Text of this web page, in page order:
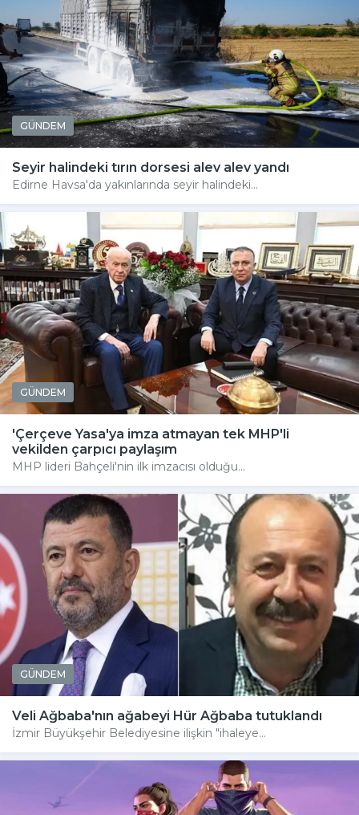
GÜNDEM
Seyir halindeki tırın dorsesi alev alev yandı
Edirne Havsa'da yakınlarında seyir halindeki...
GÜNDEM
'Çerçeve Yasa'ya imza atmayan tek MHP'li
vekilden çarpıcı paylaşım
MHP lideri Bahçeli'nin ilk imzacısı olduğu...
GÜNDEM
Veli Ağbaba'nın ağabeyi Hür Ağbaba tutuklandı
İzmir Büyükşehir Belediyesine ilişkin "ihaleye...